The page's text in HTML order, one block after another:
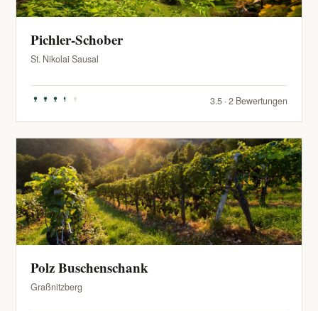
Pichler-Schober
St. Nikolai Sausal
3.5 · 2 Bewertungen
Polz Buschenschank
Graßnitzberg